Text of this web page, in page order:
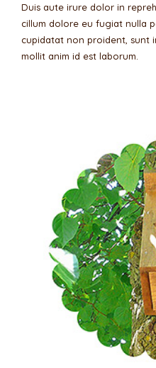
Duis aute irure dolor in
cillum dolore eu fugiat nulla
cupidatat non proident, sunt
mollit anim id est laborum.